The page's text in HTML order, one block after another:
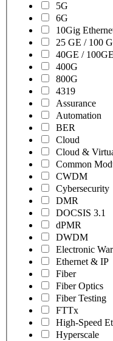
5G
6G
10Gig
25 GE / 100
40GE / 100GE
400G
800G
4319
Assurance
Automation
BER
Cloud
Cloud &
Common
CWDM
Cybersecurity
DMR
DOCSIS 3.1
dPMR
DWDM
Electronic
Ethernet & IP
Fiber
Fiber Optics
Fiber Testing
FTTx
High-Speed
Hyperscale